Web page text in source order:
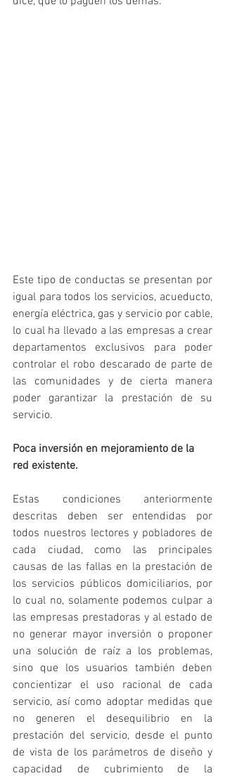
Este tipo de conductas se presentan por
igual para todos los servicios, acueducto,
energía eléctrica, gas y servicio por cable,
lo cual ha llevado a las empresas a crear
departamentos exclusivos para poder
controlar el robo descarado de parte de
las comunidades y de cierta manera
poder garantizar la prestación de su
servicio.
Poca inversión en mejoramiento de la
red existente.
Estas condiciones anteriormente
descritas deben ser entendidas por
todos nuestros lectores y pobladores de
cada ciudad, como las principales
causas de las fallas en la prestación de
los servicios públicos domiciliarios, por
lo cual no, solamente podemos culpar a
las empresas prestadoras y al estado de
no generar mayor inversión o proponer
una solución de raíz a los problemas,
sino que los usuarios también deben
concientizar el uso racional de cada
servicio, así como adoptar medidas que
no generen el desequilibrio en la
prestación del servicio, desde el punto
de vista de los parámetros de diseño y
capacidad de cubrimiento de la